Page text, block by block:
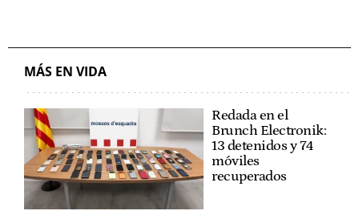
MÁS EN VIDA
Redada en el
Brunch Electronik:
13 detenidos y 74
móviles
recuperados